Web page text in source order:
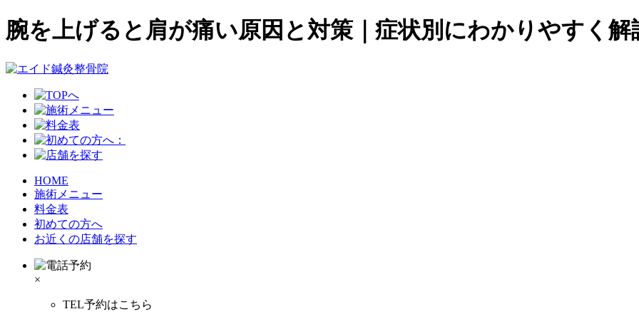
腕を上げると肩が痛い原因と対策｜症状別にわかりやすく解
HOME
施術メニュー
料金表
初めての方へ
お近くの店舗を探す
×
TEL予約はこちら